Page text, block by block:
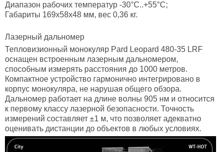
Диапазон рабочих температур -30°C..+55°С;
Габариты 169x58x48 мм, вес 0,36 кг.
Лазерный дальномер
Тепловизионный монокуляр Pard Leopard 480-35 LRF
оснащен встроенным лазерным дальномером,
способным измерять расстояния до 1000 метров.
Компактное устройство гармонично интегрировано в
корпус монокуляра, не нарушая общего обзора.
Дальномер работает на длине волны 905 нм и относится
к первому классу лазерной безопасности. Точность
измерений составляет ±1 м, что позволяет адекватно
оценивать дистанции до объектов в любых условиях.